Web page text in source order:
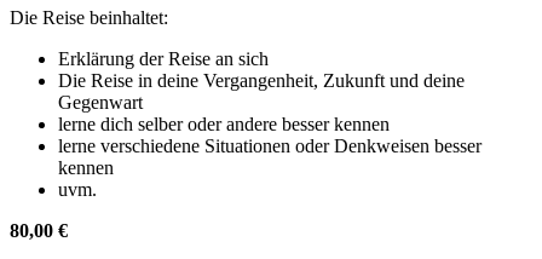
Die Reise beinhaltet:
Erklärung der Reise an sich
Die Reise in deine Vergangenheit, Zukunft und deine
Gegenwart
lerne dich selber oder andere besser kennen
lerne verschiedene Situationen oder Denkweisen besser
kennen
uvm.
80,00 €